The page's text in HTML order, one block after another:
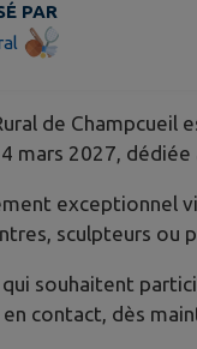
PAR
de
mars 2027,
exceptionnel
sculpteurs ou
qui souhaitent
contact, dès